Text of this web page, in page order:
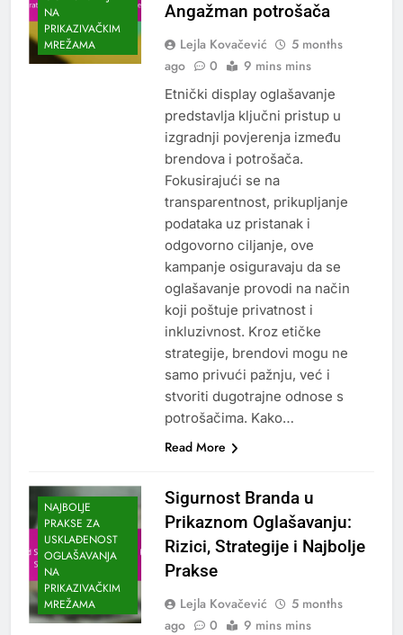
NA
PRIKAZIVAČKIM
MREŽAMA
Angažman potrošača
Lejla Kovačević
5 months
ago
0 9 mins mins
Etnički display oglašavanje
predstavlja ključni pristup u
izgradnji povjerenja između
brendova i potrošača.
Fokusirajući se na
transparentnost, prikupljanje
podataka uz pristanak i
odgovorno ciljanje, ove
kampanje osiguravaju da se
oglašavanje provodi na način
koji poštuje privatnost i
inkluzivnost. Kroz etičke
strategije, brendovi mogu ne
samo privući pažnju, već i
stvoriti dugotrajne odnose s
potrošačima. Kako…
Read More
NAJBOLJE
PRAKSE ZA
USKLAĐENOST
OGLAŠAVANJA
NA
PRIKAZIVAČKIM
MREŽAMA
Sigurnost Branda u
Prikaznom Oglašavanju:
Rizici, Strategije i Najbolje
Prakse
Lejla Kovačević
5 months
ago
0 9 mins mins